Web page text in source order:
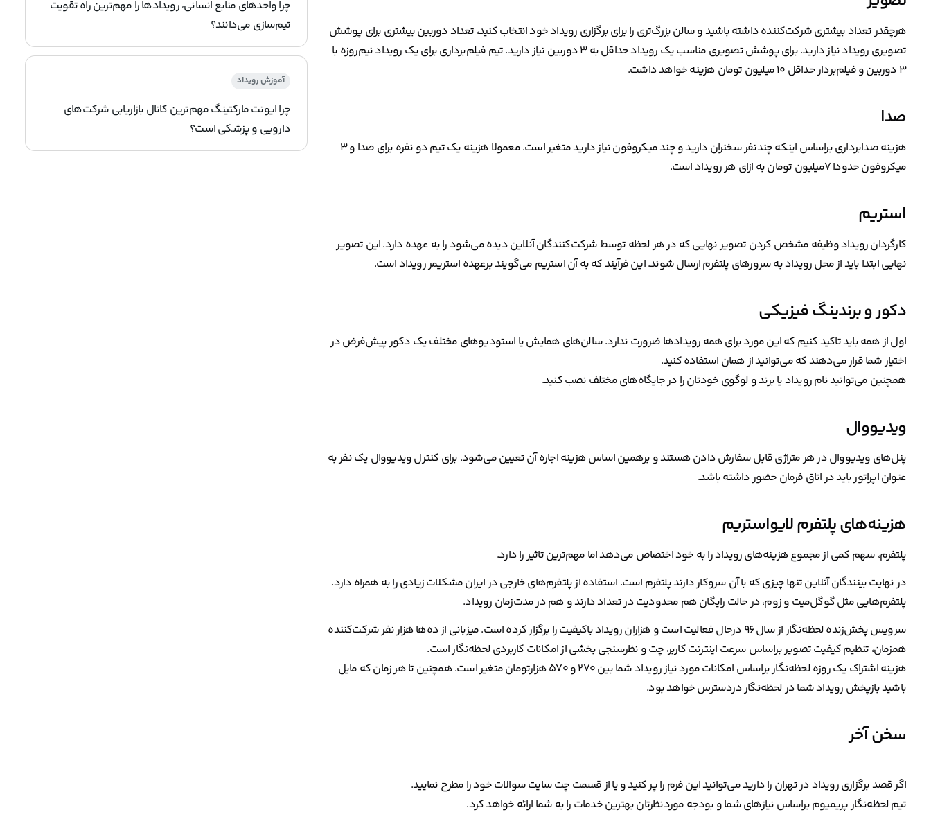
هرچقدر تعداد بیشتری شرکت‌کننده داشته باشید و سالن بزرگ‌تری را برای برگزاری رویداد خود انتخاب کنید، تعداد دوربین بیشتری برای پوشش
تصویری رویداد نیاز دارید. برای پوشش تصویری مناسب یک رویداد حداقل به ۳ دوربین نیاز دارید. تیم فیلم‌برداری برای یک رویداد نیم‌روزه با
۳ دوربین و فیلم‌بردار حداقل ۱۰ میلیون تومان هزینه خواهد داشت.
صدا
هزینه صدابرداری براساس اینکه چندنفر سخنران دارید و چند میکروفون نیاز دارید متغیر است. معمولا هزینه یک تیم دو نفره برای صدا و ۳
میکروفون حدودا ۷میلیون تومان به ازای هر رویداد است.
استریم
کارگردان رویداد وظیفه مشخص کردن تصویر نهایی که در هر لحظه توسط شرکت‌کنندگان آنلاین دیده می‌شود را به عهده دارد. این تصویر
نهایی ابتدا باید از محل رویداد به سرورهای پلتفرم ارسال شوند. این فرآیند که به آن استریم می‌گویند برعهده استریمر رویداد است.
دکور و برندینگ فیزیکی
اول از همه باید تاکید کنیم که این مورد برای همه رویدادها ضرورت ندارد. سالن‌های همایش یا استودیوهای مختلف یک دکور پیش‌فرض در
اختیار شما قرار می‌دهند که می‌توانید از همان استفاده کنید.
همچنین می‌توانید نام رویداد یا برند و لوگوی خودتان را در جایگاه‌های مختلف نصب کنید.
ویدیووال
پنل‌های ویدیووال در هر متراژی قابل سفارش دادن هستند و برهمین اساس هزینه‌ اجاره آن تعیین می‌شود. برای کنترل ویدیووال یک نفر به
عنوان اپراتور باید در اتاق فرمان حضور داشته باشد.
هزینه‌های پلتفرم لایواستریم
پلتفرم، سهم کمی از مجموع هزینه‌های رویداد را به خود اختصاص می‌دهد اما مهم‌ترین تاثیر را دارد.
در نهایت بینندگان آنلاین تنها چیزی که با آن سروکار دارند پلتفرم است. استفاده از پلتفرم‌های خارجی در ایران مشکلات زیادی را به همراه دارد.
پلتفرم‌هایی مثل گوگل‌میت و زوم، در حالت رایگان هم محدودیت در تعداد دارند و هم در مدت‌زمان رویداد.
سرویس پخش‌زنده لحظه‌نگار از سال ۹۶ درحال فعالیت است و هزاران رویداد باکیفیت را برگزار کرده است. میزبانی از ده‌ها هزار نفر شرکت‌کننده
همزمان، تنظیم کیفیت تصویر براساس سرعت اینترنت کاربر، چت و نظرسنجی بخشی از امکانات کاربردی لحظه‌نگار است.
هزینه اشتراک یک روزه لحظه‌نگار براساس امکانات مورد نیاز رویداد شما بین ۲۷۰ و ۵۷۰ هزارتومان متغیر است. همچنین تا هر زمان که مایل
باشید بازپخش رویداد شما در لحظه‌نگار دردسترس خواهد بود.
سخن آخر
اگر قصد برگزاری رویداد در تهران را دارید می‌توانید این فرم را پر کنید و یا از قسمت چت سایت سوالات خود را مطرح نمایید.
تیم لحظه‌نگار پریمیوم براساس نیازهای شما و بودجه موردنظرتان بهترین خدمات را به شما ارائه خواهد کرد.
چرا واحدهای منابع انسانی، رویدادها را مهم‌ترین راه تقویت
تیم‌سازی می‌دانند؟
آموزش رویداد
چرا ایونت مارکتینگ مهم‌ترین کانال بازاریابی شرکت‌های
دارویی و پزشکی است؟